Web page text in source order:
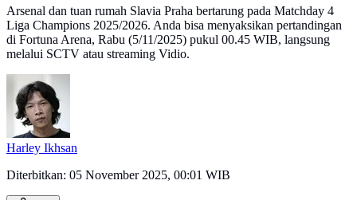
Arsenal dan tuan rumah Slavia Praha bertarung pada Matchday 4
Liga Champions 2025/2026. Anda bisa menyaksikan pertandingan
di Fortuna Arena, Rabu (5/11/2025) pukul 00.45 WIB, langsung
melalui SCTV atau streaming Vidio.
Harley Ikhsan
Diterbitkan: 05 November 2025, 00:01 WIB